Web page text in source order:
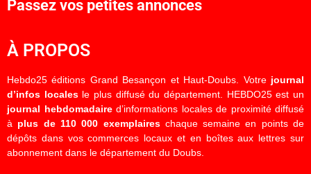
Passez vos petites annonces
À PROPOS
Hebdo25 éditions Grand Besançon et Haut-Doubs. Votre journal
d’infos localesle plus diffusé du département. HEBDO25 est un
journal hebdomadaired’informations locales de proximité diffusé
à plus de 110 000 exemplaireschaque semaine en points de
dépôts dans vos commerces locaux et en boîtes aux lettres sur
abonnement dans le département du Doubs.